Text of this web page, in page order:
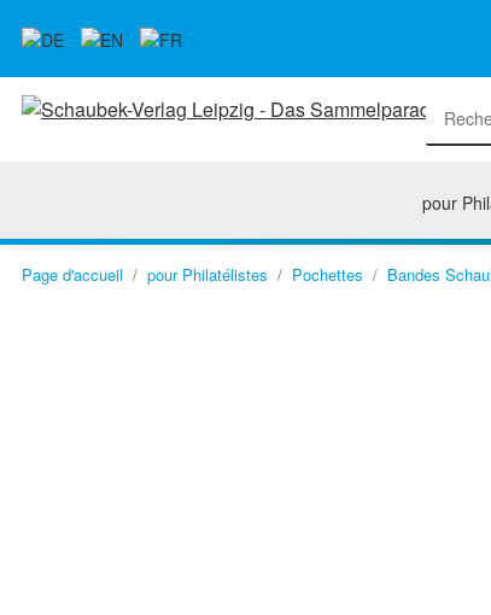
pour
Page d'accueil pour Philatélistes Pochettes Bandes